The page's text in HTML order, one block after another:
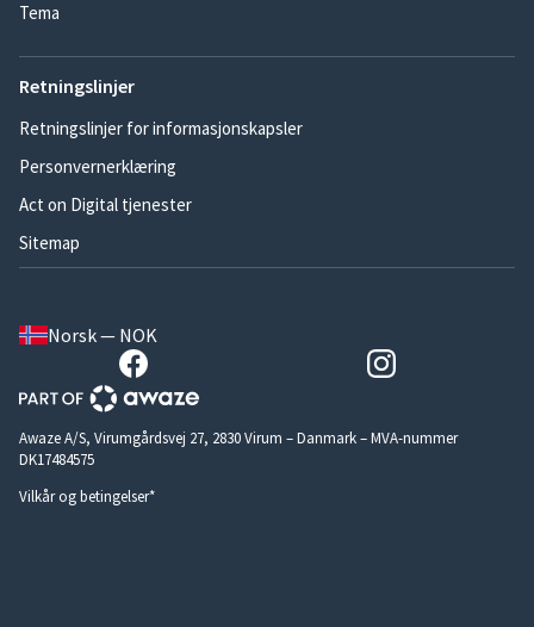
Tema
Retningslinjer
Retningslinjer for informasjonskapsler
Personvernerklæring
Act on Digital tjenester
Sitemap
Norsk — NOK
Awaze A/S, Virumgårdsvej 27, 2830 Virum – Danmark – MVA-nummer
DK17484575
Vilkår og betingelser*